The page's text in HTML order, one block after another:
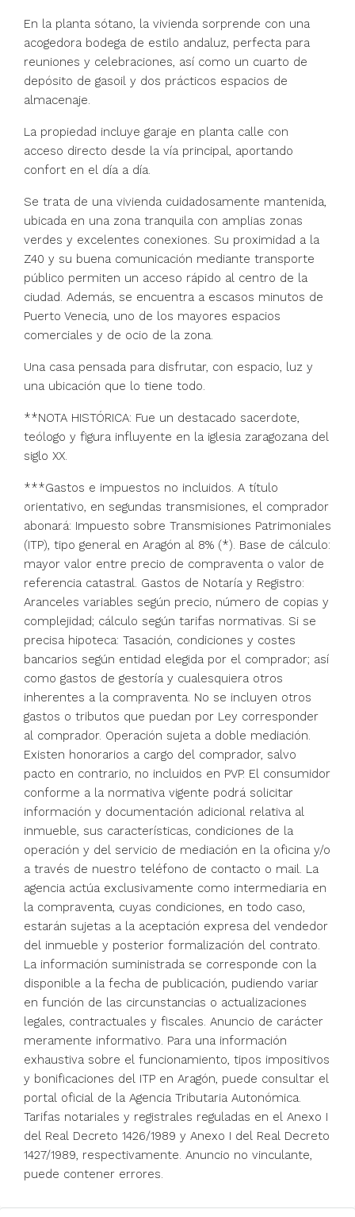
En la planta sótano, la vivienda sorprende con una
acogedora bodega de estilo andaluz, perfecta para
reuniones y celebraciones, así como un cuarto de
depósito de gasoil y dos prácticos espacios de
almacenaje.
La propiedad incluye garaje en planta calle con
acceso directo desde la vía principal, aportando
confort en el día a día.
Se trata de una vivienda cuidadosamente mantenida,
ubicada en una zona tranquila con amplias zonas
verdes y excelentes conexiones. Su proximidad a la
Z40 y su buena comunicación mediante transporte
público permiten un acceso rápido al centro de la
ciudad. Además, se encuentra a escasos minutos de
Puerto Venecia, uno de los mayores espacios
comerciales y de ocio de la zona.
Una casa pensada para disfrutar, con espacio, luz y
una ubicación que lo tiene todo.
**NOTA HISTÓRICA: Fue un destacado sacerdote,
teólogo y figura influyente en la iglesia zaragozana del
siglo XX.
***Gastos e impuestos no incluidos. A título
orientativo, en segundas transmisiones, el comprador
abonará: Impuesto sobre Transmisiones Patrimoniales
(ITP), tipo general en Aragón al 8% (*). Base de cálculo:
mayor valor entre precio de compraventa o valor de
referencia catastral. Gastos de Notaría y Registro:
Aranceles variables según precio, número de copias y
complejidad; cálculo según tarifas normativas. Si se
precisa hipoteca: Tasación, condiciones y costes
bancarios según entidad elegida por el comprador; así
como gastos de gestoría y cualesquiera otros
inherentes a la compraventa. No se incluyen otros
gastos o tributos que puedan por Ley corresponder
al comprador. Operación sujeta a doble mediación.
Existen honorarios a cargo del comprador, salvo
pacto en contrario, no incluidos en PVP. El consumidor
conforme a la normativa vigente podrá solicitar
información y documentación adicional relativa al
inmueble, sus características, condiciones de la
operación y del servicio de mediación en la oficina y/o
a través de nuestro teléfono de contacto o mail. La
agencia actúa exclusivamente como intermediaria en
la compraventa, cuyas condiciones, en todo caso,
estarán sujetas a la aceptación expresa del vendedor
del inmueble y posterior formalización del contrato.
La información suministrada se corresponde con la
disponible a la fecha de publicación, pudiendo variar
en función de las circunstancias o actualizaciones
legales, contractuales y fiscales. Anuncio de carácter
meramente informativo. Para una información
exhaustiva sobre el funcionamiento, tipos impositivos
y bonificaciones del ITP en Aragón, puede consultar el
portal oficial de la Agencia Tributaria Autonómica.
Tarifas notariales y registrales reguladas en el Anexo I
del Real Decreto 1426/1989 y Anexo I del Real Decreto
1427/1989, respectivamente. Anuncio no vinculante,
puede contener errores.